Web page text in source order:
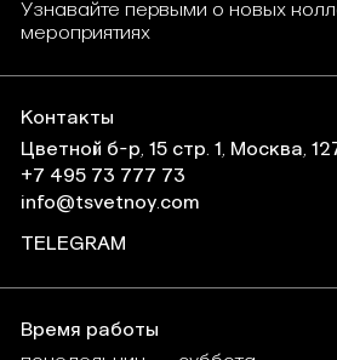
Узнавайте первыми о новых
мероприятиях
Контакты
Цветной б-р, 15 стр. 1, Москва,
+7 495 73 777 73
info@tsvetnoy.com
TELEGRAM
Время работы